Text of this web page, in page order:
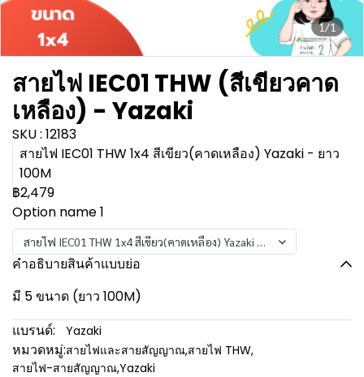
1/1
สายไฟ IEC01 THW (สีเขียวคาด
เหลือง) - Yazaki
SKU : 12183
สายไฟ IEC01 THW 1x4 สีเขียว(คาดเหลือง) Yazaki - ยาว
100M
฿2,479
Option name 1
สายไฟ IEC01 THW 1x4 สีเขียว(คาดเหลือง) Yazaki - ยาว 100M
คำอธิบายสินค้าแบบย่อ
มี 5 ขนาด (ยาว 100M)
แบรนด์:
Yazaki
หมวดหมู่:สายไฟและสายสัญญาณ,สายไฟ THW,
สายไฟ-สายสัญญาณ,Yazaki